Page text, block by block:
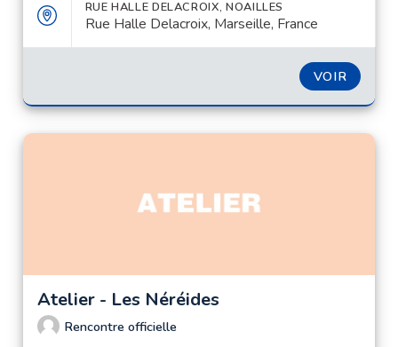
RUE HALLE DELACROIX, NOAILLES
Rue Halle Delacroix, Marseille, France
VOIR
Atelier - Les Néréides
Rencontre officielle